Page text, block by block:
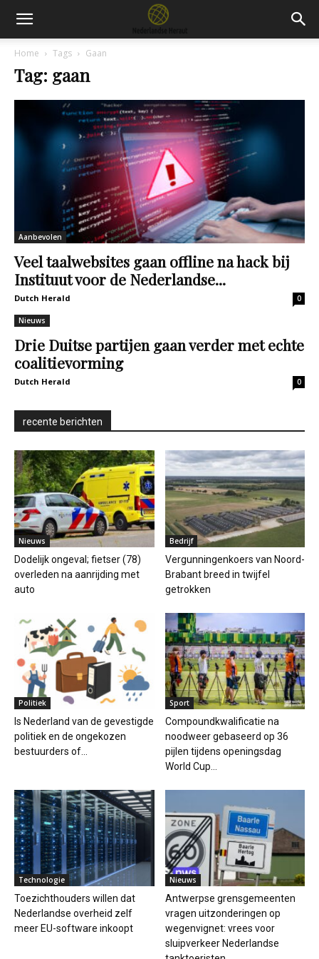
Home Tags Gaan
Tag: gaan
Aanbevolen
Veel taalwebsites gaan offline na hack bij
Instituut voor de Nederlandse...
Dutch Herald 0
Nieuws
Drie Duitse partijen gaan verder met echte
coalitievorming
Dutch Herald 0
recente berichten
Nieuws
Dodelijk ongeval; fietser (78)
overleden na aanrijding met
auto
Bedrijf
Vergunningenkoers van Noord-
Brabant breed in twijfel
getrokken
Politiek
Is Nederland van de gevestigde
politiek en de ongekozen
bestuurders of...
Sport
Compoundkwalificatie na
noodweer gebaseerd op 36
pijlen tijdens openingsdag
World Cup...
Technologie
Toezichthouders willen dat
Nederlandse overheid zelf
meer EU-software inkoopt
Nieuws
Antwerpse grensgemeenten
vragen uitzonderingen op
wegenvignet: vrees voor
sluipverkeer Nederlandse